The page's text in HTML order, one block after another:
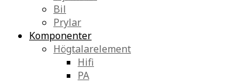
Bil
Prylar
Komponenter
Högtalarelement
Hifi
PA